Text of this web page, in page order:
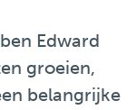
Edward
groeien,
belangrijke